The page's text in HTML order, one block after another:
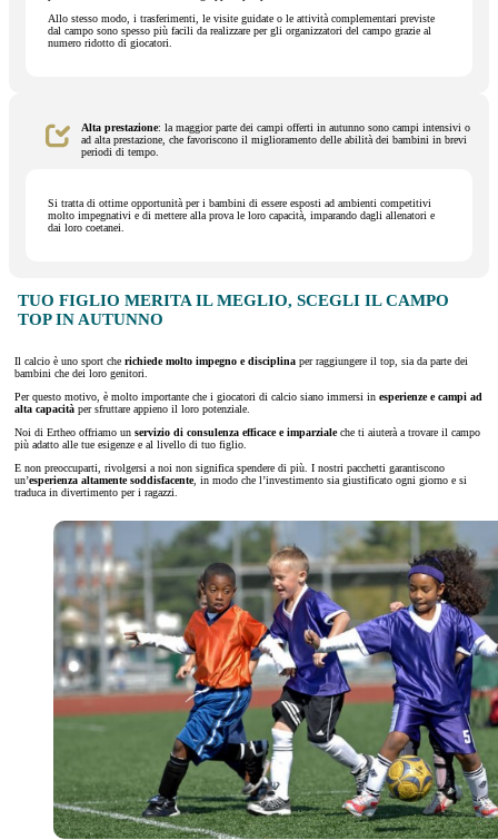
Allo stesso modo, i trasferimenti, le visite guidate o le attività complementari previste
dal campo sono spesso più facili da realizzare per gli organizzatori del campo grazie al
numero ridotto di giocatori.
Alta prestazione: la maggior parte dei campi offerti in autunno sono campi intensivi o
ad alta prestazione, che favoriscono il miglioramento delle abilità dei bambini in brevi
periodi di tempo.
Si tratta di ottime opportunità per i bambini di essere esposti ad ambienti competitivi
molto impegnativi e di mettere alla prova le loro capacità, imparando dagli allenatori e
dai loro coetanei.
TUO FIGLIO MERITA IL MEGLIO, SCEGLI IL CAMPO
TOP IN AUTUNNO
Il calcio è uno sport che richiede molto impegno e disciplina per raggiungere il top, sia da parte dei
bambini che dei loro genitori.
Per questo motivo, è molto importante che i giocatori di calcio siano immersi in esperienze e campi ad
alta capacità per sfruttare appieno il loro potenziale.
Noi di Ertheo offriamo un servizio di consulenza efficace e imparzialeche ti aiuterà a trovare il campo
più adatto alle tue esigenze e al livello di tuo figlio.
E non preoccuparti, rivolgersi a noi non significa spendere di più. I nostri pacchetti garantiscono
un’esperienza altamente soddisfacente, in modo che l’investimento sia giustificato ogni giorno e si
traduca in divertimento per i ragazzi.